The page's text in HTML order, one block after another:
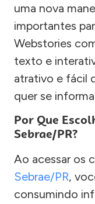
uma nova
importantes
Webstories
texto e
atrativo e fácil
quer se
Por Que
Sebrae/PR?
Ao acessar os
Sebrae/PR,
consumindo